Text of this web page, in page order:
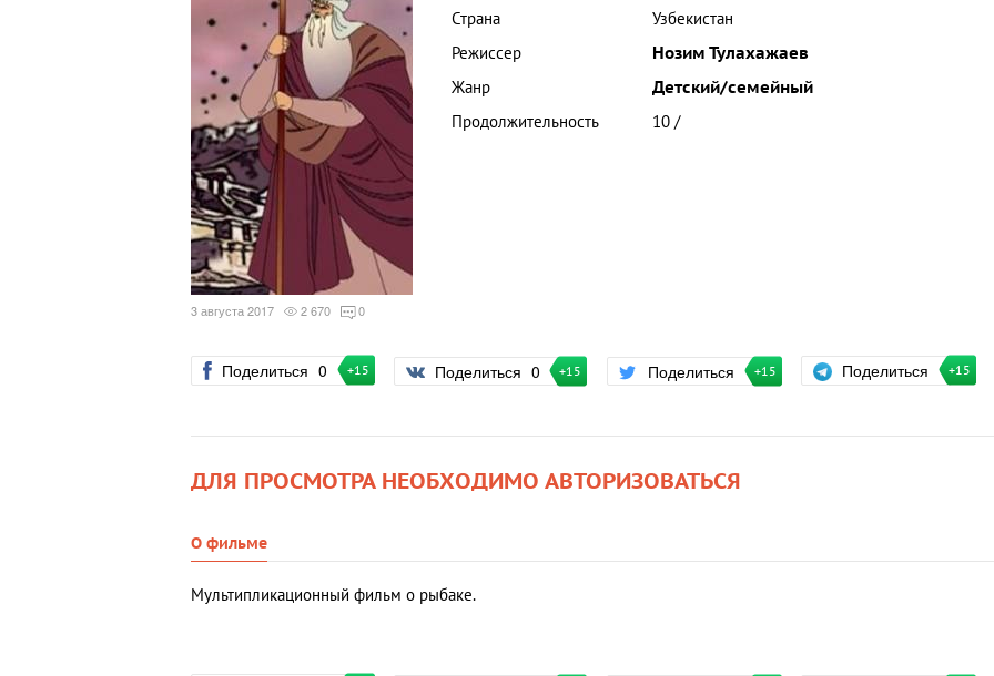
3 августа 2017 2 670 0
Страна
Узбекистан
Режиссер
Нозим Тулахажаев
Жанр
Детский/семейный
Продолжительность
10 /
Поделиться 0 +15 Поделиться 0 +15 Поделиться +15 Поделиться +15
ДЛЯ ПРОСМОТРА НЕОБХОДИМО АВТОРИЗОВАТЬСЯ
О фильме
Мультипликационный фильм о рыбаке.